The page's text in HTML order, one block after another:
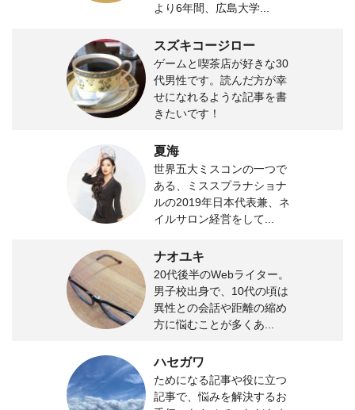
より6年間、広島大学...
スズキコージロー
ゲームと喫茶店が好きな30
代男性です。読んだ方が幸
せになれるような記事を書
きたいです！
夏海
世界五大ミスコンの一つで
ある、ミススプラナショナ
ルの2019年日本代表兼、ネ
イルサロン経営をして...
ナオユキ
20代後半のWebライター。
男子校出身で、10代の頃は
異性との会話や距離の縮め
方に悩むことが多くあ...
ハセガワ
ためになる記事や役に立つ
記事で、悩みを解決するお